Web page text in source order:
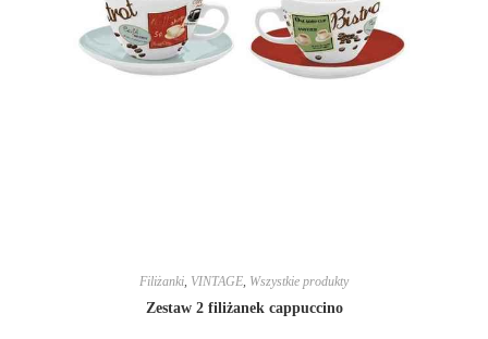
Filiżanki VINTAGE Wszystkie produkty
Zestaw 2 filiżanek cappuccino